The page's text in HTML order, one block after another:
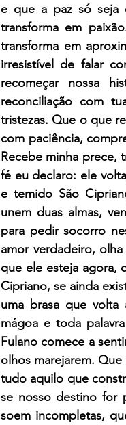
e que a paz só seja
transforma em
transforma em
irresistível de falar
recomeçar nossa
reconciliação com
tristezas. Que o que
com paciência,
Recebe minha prece,
fé eu declaro: ele
e temido São
unem duas almas,
para pedir socorro
amor verdadeiro,
que ele esteja agora,
Cipriano, se ainda
uma brasa que
mágoa e toda
Fulano comece a
olhos marejarem.
tudo aquilo que
se nosso destino for
soem incompletas,